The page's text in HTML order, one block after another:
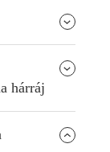
hárráj